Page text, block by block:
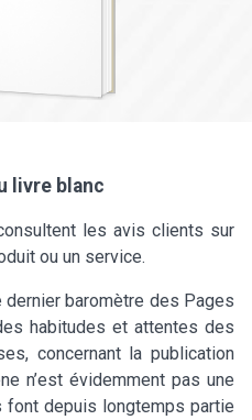
livre blanc
les avis clients sur
ou un service.
dernier baromètre des Pages
habitudes et attentes des
concernant la publication
n’est évidemment pas une
depuis longtemps partie